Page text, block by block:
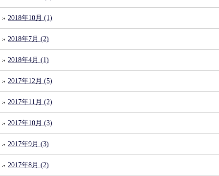
2018年10月 (1)
2018年7月 (2)
2018年4月 (1)
2017年12月 (5)
2017年11月 (2)
2017年10月 (3)
2017年9月 (3)
2017年8月 (2)